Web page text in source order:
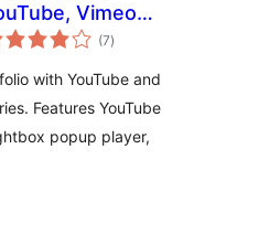
Vimeo
& YouTube
(7загальний
рейтинг
)
with YouTube and
Features YouTube
popup player,